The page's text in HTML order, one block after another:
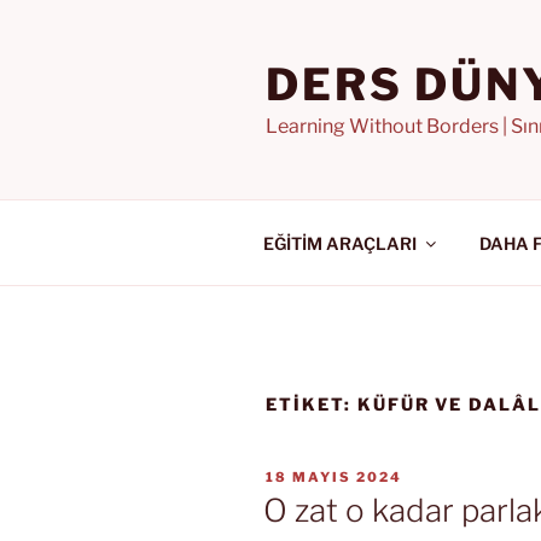
DERS
Learning Without Borders |
EĞİTİM ARAÇLARI DAHA
ETIKET: KÜFÜR VE
YAYIM
TARIHI
18 MAYIS 2024
O zat o kadar